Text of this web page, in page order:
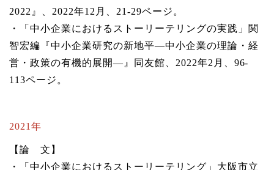
2022』、2022年12月、21-29ページ。
・「中小企業におけるストーリーテリングの実践」関
智宏編『中小企業研究の新地平―中小企業の理論・経
営・政策の有機的展開—』同友館、2022年2月、96-
113ページ。
2021年
【論 文】
・「中小企業におけるストーリーテリング」大阪市立